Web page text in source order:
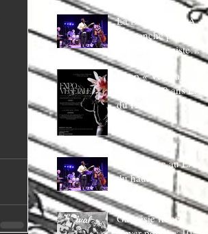
La Ducasse au LA
:Dimanche piano
Bar AVec bapiste
coppens
Expo « Végetale »
pour Les 10 ans LA
du Hautbois
La Ducasse au LA
du hautbois
Gaspésie french